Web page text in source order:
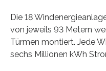
Die 18
von jeweils 93 Metern
Türmen montiert. Jede
sechs Millionen kWh